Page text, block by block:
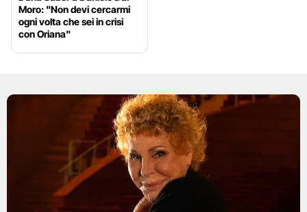
Moro: "Non devi cercarmi
ogni volta che sei in crisi
con Oriana"